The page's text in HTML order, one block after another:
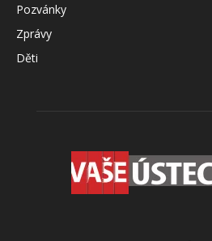
Pozvánky
Zprávy
Děti